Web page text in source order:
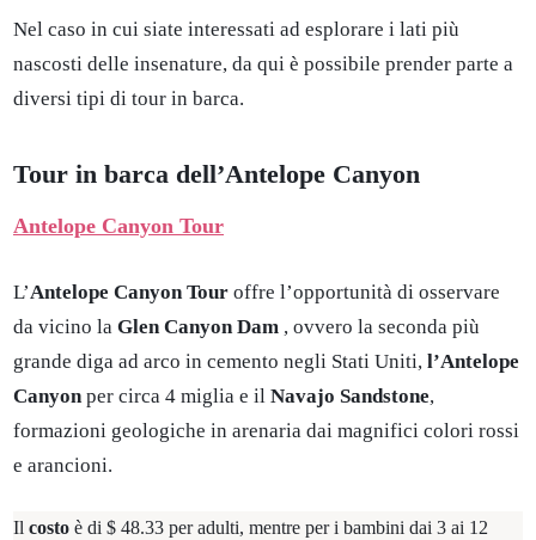
Nel caso in cui siate interessati ad esplorare i lati più
nascosti delle insenature, da qui è possibile prender parte a
diversi tipi di tour in barca.
Tour in barca dell’Antelope Canyon
Antelope Canyon Tour
L’Antelope Canyon Tour offre l’opportunità di osservare
da vicino la Glen Canyon Dam , ovvero la seconda più
grande diga ad arco in cemento negli Stati Uniti, l’Antelope
Canyon per circa 4 miglia e il Navajo Sandstone,
formazioni geologiche in arenaria dai magnifici colori rossi
e arancioni.
Il costo è di $ 48.33 per adulti, mentre per i bambini dai 3 ai 12